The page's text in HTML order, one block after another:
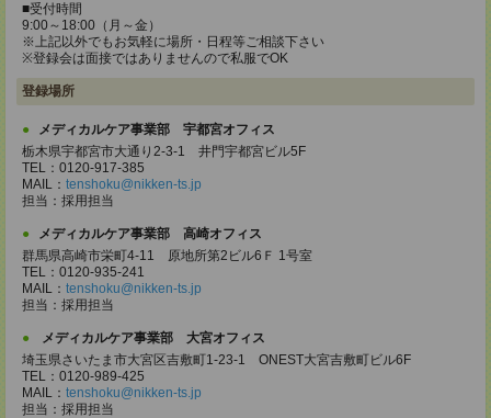
■受付時間
9:00～18:00（月～金）
※上記以外でもお気軽に場所・日程等ご相談下さい
※登録会は面接ではありませんので私服でOK
登録場所
メディカルケア事業部 宇都宮オフィス
栃木県宇都宮市大通り2-3-1 井門宇都宮ビル5F
TEL：0120-917-385
MAIL： tenshoku@nikken-ts.jp
担当：採用担当
メディカルケア事業部 高崎オフィス
群馬県高崎市栄町4-11 原地所第2ビル6Ｆ 1号室
TEL：0120-935-241
MAIL： tenshoku@nikken-ts.jp
担当：採用担当
メディカルケア事業部 大宮オフィス
埼玉県さいたま市大宮区吉敷町1-23-1 ONEST大宮吉敷町ビル6F
TEL：0120-989-425
MAIL： tenshoku@nikken-ts.jp
担当：採用担当